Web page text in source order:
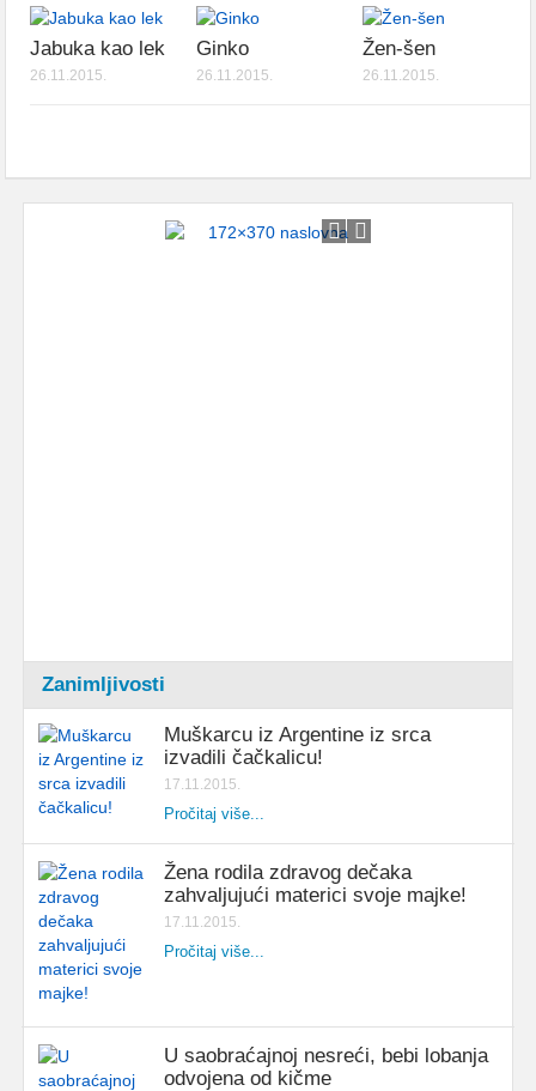
Jabuka kao lek
26.11.2015.
Ginko
26.11.2015.
Žen-šen
26.11.2015.
Zanimljivosti
Muškarcu iz Argentine iz srca
izvadili čačkalicu!
17.11.2015.
Pročitaj više...
Žena rodila zdravog dečaka
zahvaljujući materici svoje majke!
17.11.2015.
Pročitaj više...
U saobraćajnoj nesreći, bebi lobanja
odvojena od kičme